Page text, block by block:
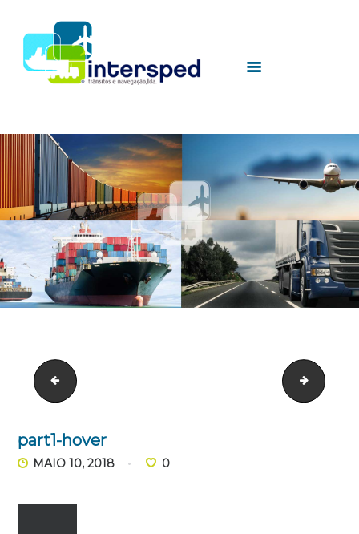
SOBRE NÓS
SERVIÇOS
UTILIDADES
CONTACTOS
part1 part2
part1-hover
MAIO 10, 2018 0